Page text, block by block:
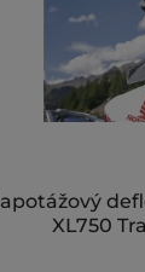
XL750